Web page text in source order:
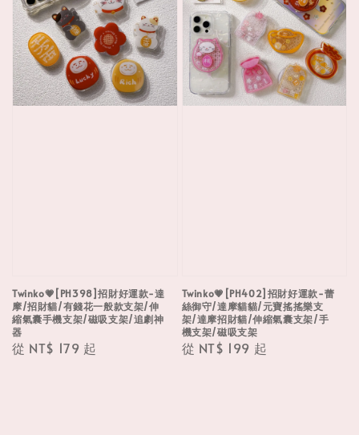
Twinko💗[PH398]招財好運款-達
摩/招財貓/有錢花一般款支架/伸
縮氣囊手機支架/磁吸支架/追劇神
器
Regular
從 NT$ 179 起
Twinko💗[PH402]招財好運款-蕾
絲御守/達摩貓貓/元寶搖搖樂支
架/達摩招財貓/伸縮氣囊支架/手
機支架/磁吸支架
Regular
從 NT$ 199 起